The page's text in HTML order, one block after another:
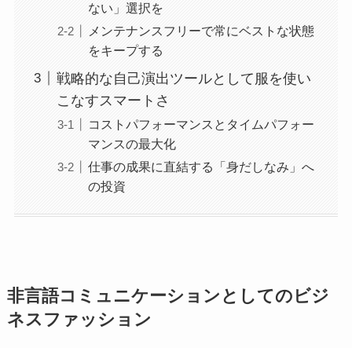
ない」選択を
メンテナンスフリーで常にベストな状態
をキープする
戦略的な自己演出ツールとして服を使い
こなすスマートさ
コストパフォーマンスとタイムパフォー
マンスの最大化
仕事の成果に直結する「身だしなみ」へ
の投資
非言語コミュニケーションとしてのビジ
ネスファッション